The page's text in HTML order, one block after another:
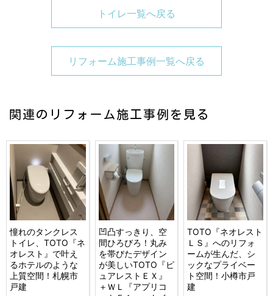
トイレ一覧へ戻る
リフォーム施工事例一覧へ戻る
関連のリフォーム施工事例を見る
憧れのタンクレス
トイレ、TOTO『ネ
オレスト』で叶え
るホテルのような
上質空間！札幌市
戸建
凹凸すっきり、空
間ひろびろ！丸み
を帯びたデザイン
が美しいTOTO『ピ
ュアレストＥＸ』
＋ＷＬ『アプリコ
TOTO『ネオレスト
ＬＳ』へのリフォ
ームが生んだ、シ
ックなプライベー
ト空間！小樽市戸
建